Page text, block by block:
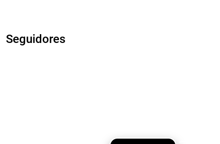
Seguidores